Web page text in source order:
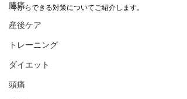
膝痛
産後ケア
トレーニング
ダイエット
頭痛
今からできる対策についてご紹介します。